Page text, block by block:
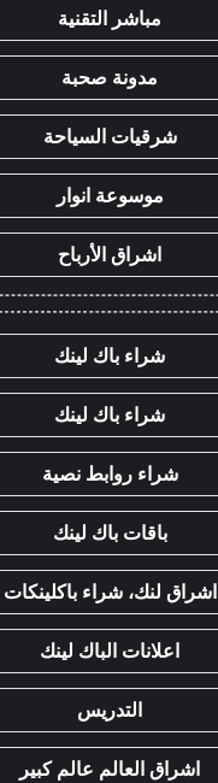
مباشر التقنية
مدونة صحبة
شرقيات السياحة
موسوعة انوار
اشراق الأرباح
شراء باك لينك
شراء باك لينك
شراء روابط نصية
باقات باك لينك
اشراق لنك، شراء باكلينكات
اعلانات الباك لينك
التدريس
اشراق العالم عالم كبير